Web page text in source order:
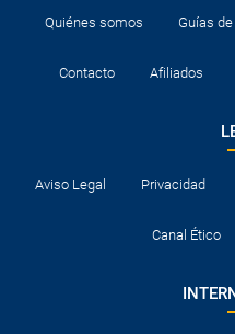
Quiénes somos Guías
Contacto Afiliados
Aviso Legal Privacidad
Canal Ético